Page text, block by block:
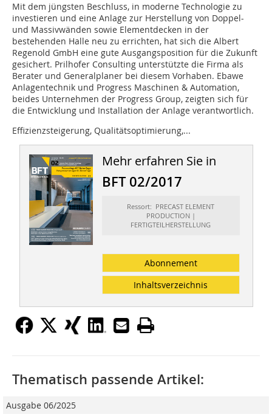
Mit dem jüngsten Beschluss, in moderne Technologie zu
investieren und eine Anlage zur Herstellung von Doppel-
und Massivwänden sowie Elementdecken in der
bestehenden Halle neu zu errichten, hat sich die Albert
Regenold GmbH eine gute Ausgangsposition für die Zukunft
gesichert. Prilhofer Consulting unterstützte die Firma als
Berater und Generalplaner bei diesem Vorhaben. Ebawe
Anlagentechnik und Progress Maschinen & Automation,
beides Unternehmen der Progress Group, zeigten sich für
die Entwicklung und Installation der Anlage verantwortlich.
Effizienzsteigerung, Qualitätsoptimierung,...
Mehr erfahren Sie in
BFT 02/2017
Ressort: PRECAST ELEMENT
PRODUCTION |
FERTIGTEILHERSTELLUNG
Abonnement
Inhaltsverzeichnis
Thematisch passende Artikel:
Ausgabe 06/2025